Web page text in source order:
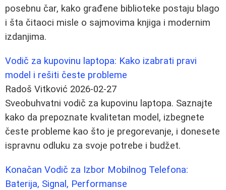
posebnu čar, kako građene biblioteke postaju blago
i šta čitaoci misle o sajmovima knjiga i modernim
izdanjima.
Vodič za kupovinu laptopa: Kako izabrati pravi
model i rešiti česte probleme
Radoš Vitković 2026-02-27
Sveobuhvatni vodič za kupovinu laptopa. Saznajte
kako da prepoznate kvalitetan model, izbegnete
česte probleme kao što je pregorevanje, i donesete
ispravnu odluku za svoje potrebe i budžet.
Konačan Vodič za Izbor Mobilnog Telefona:
Baterija, Signal, Performanse